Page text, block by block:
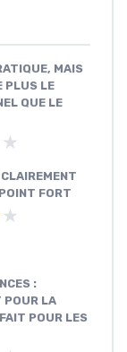
MAIS
PLUS LE
QUE LE
FORT
:
POUR LA
POUR LES